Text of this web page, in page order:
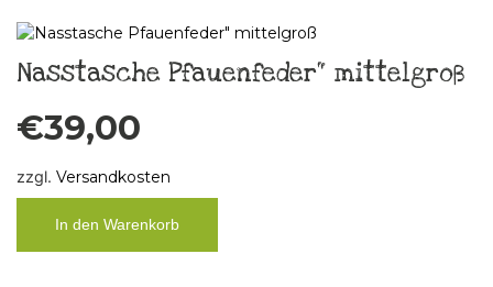
Nasstasche Pfauenfeder“ mittelgroß
€39,00
zzgl. Versandkosten
In den Warenkorb